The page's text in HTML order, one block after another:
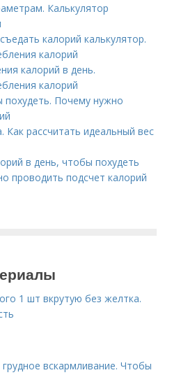
Калькулятор
калорий калькулятор.
калорий
калорий в день.
калорий
похудеть. Почему нужно
рассчитать идеальный вес
в день, чтобы похудеть
проводить подсчет калорий
1 шт вкрутую без желтка.
вскармливание. Чтобы